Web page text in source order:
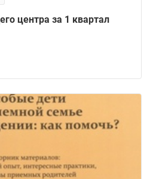
центра за 1 квартал